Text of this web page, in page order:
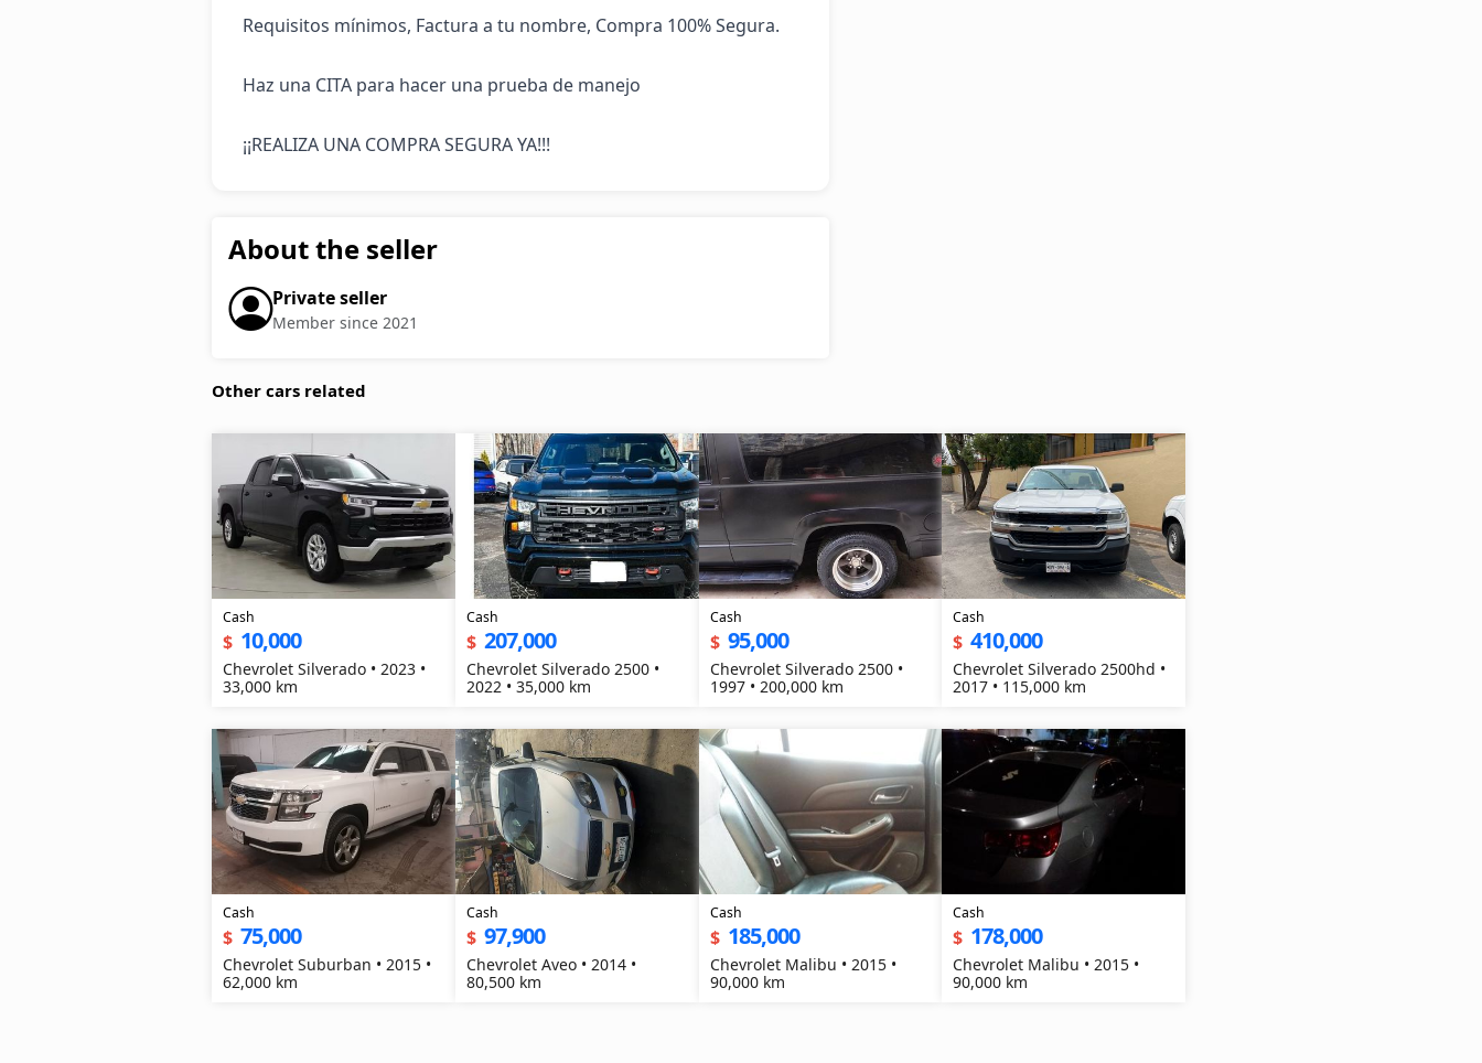
Requisitos mínimos, Factura a tu nombre, Compra 100% Segura.
Haz una CITA para hacer una prueba de manejo
¡¡REALIZA UNA COMPRA SEGURA YA!!!
About the seller
Private seller
Member since 2021
Other cars related
Cash
$ 10,000
Chevrolet Silverado • 2023 •
33,000 km
Cash
$ 207,000
Chevrolet Silverado 2500 •
2022 • 35,000 km
Cash
$ 95,000
Chevrolet Silverado 2500 •
1997 • 200,000 km
Cash
$ 410,000
Chevrolet Silverado 2500hd •
2017 • 115,000 km
Cash
$ 75,000
Chevrolet Suburban • 2015 •
62,000 km
Cash
$ 97,900
Chevrolet Aveo • 2014 •
80,500 km
Cash
$ 185,000
Chevrolet Malibu • 2015 •
90,000 km
Cash
$ 178,000
Chevrolet Malibu • 2015 •
90,000 km